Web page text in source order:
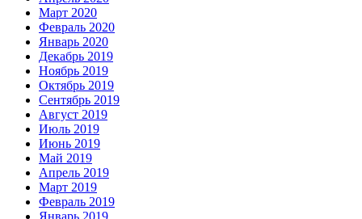
Март 2020
Февраль 2020
Январь 2020
Декабрь 2019
Ноябрь 2019
Октябрь 2019
Сентябрь 2019
Август 2019
Июль 2019
Июнь 2019
Май 2019
Апрель 2019
Март 2019
Февраль 2019